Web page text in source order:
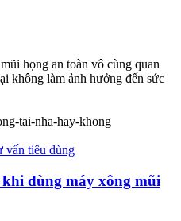
họng an toàn vô cùng quan
không làm ảnh hưởng đến sức
vấn tiêu dùng
dùng máy xông mũi